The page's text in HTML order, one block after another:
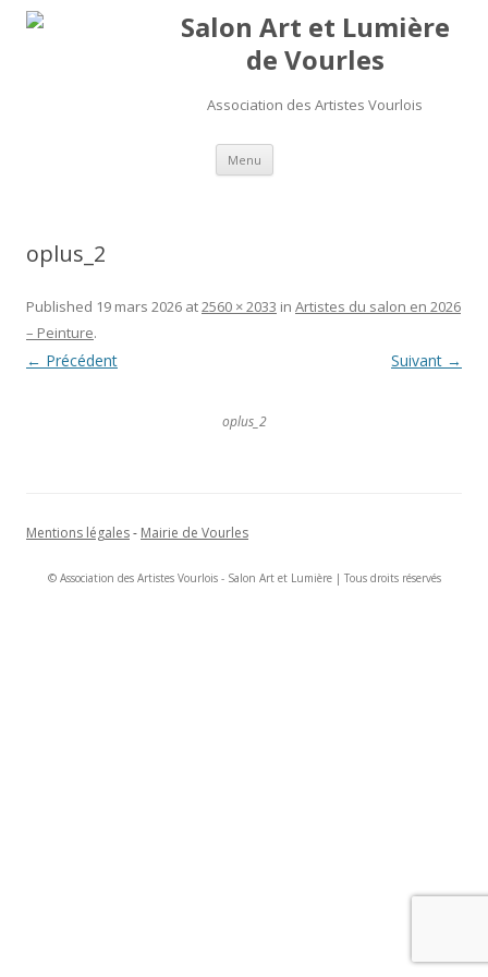
Salon Art et Lumière
de Vourles
Association des Artistes Vourlois
Menu Aller au contenu
oplus_2
Published 19 mars 2026 at2560 × 2033 in Artistes du salon en 2026
– Peinture.
← Précédent Suivant →
oplus_2
Mentions légales- Mairie de Vourles
© Association des Artistes Vourlois - Salon Art et Lumière | Tous droits réservés